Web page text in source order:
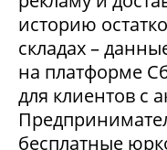
историю
складах –
на платформе
для клиентов с
бесплатные